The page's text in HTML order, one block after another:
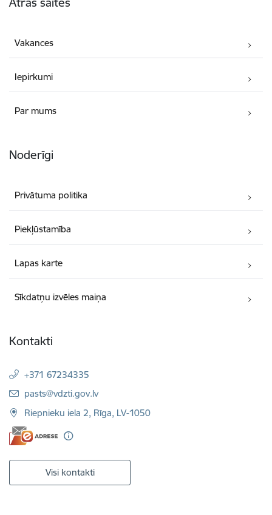
Vakances
Iepirkumi
Par mums
Noderīgi
Privātuma politika
Piekļūstamība
Lapas karte
Sīkdatņu izvēles maiņa
Kontakti
+371 67234335
E-pasts:
pasts@vdzti.gov.lv
Riepnieku iela 2, Rīga, LV-1050
Visi kontakti